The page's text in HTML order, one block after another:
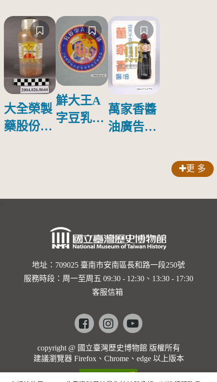
大全榮製
藥股份有
鮮大王A
字豆乳罐
萬家香醬
油廣告塑
更 多
地址：709025 臺南市安南區長和路一段250號
服務時段：周一至周五 09:30 - 12:30、13:30 - 17:30
客服信箱
Facebookinstagramyoutube
copyright @ 國立臺灣歷史博物館 版權所有
建議瀏覽器 Firefox、Chrome、edge 以上版本